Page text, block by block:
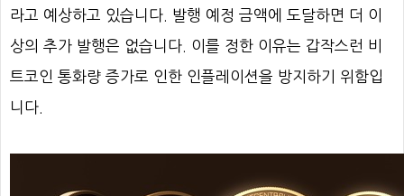
라고 예상하고 있습니다. 발행 예정 금액에 도달하면 더 이
상의 추가 발행은 없습니다. 이를 정한 이유는 갑작스런 비
트코인 통화량 증가로 인한 인플레이션을 방지하기 위함입
니다.